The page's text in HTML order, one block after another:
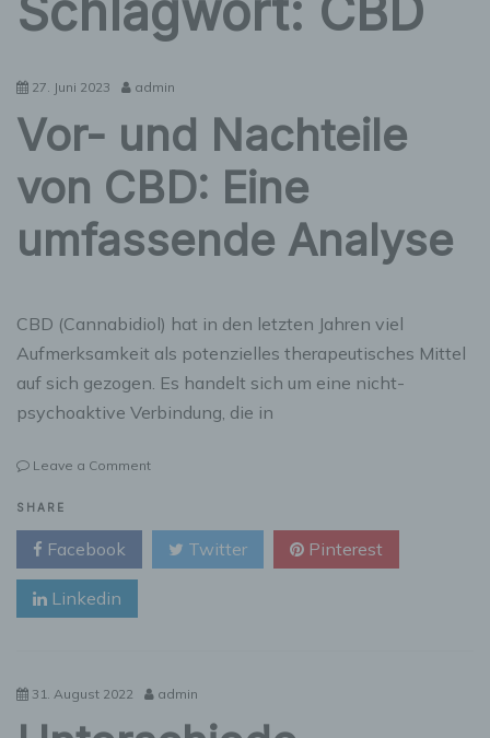
27. Juni 2023 admin
Vor- und Nachteile
von CBD: Eine
umfassende Analyse
CBD (Cannabidiol) hat in den letzten Jahren viel
Aufmerksamkeit als potenzielles therapeutisches Mittel
auf sich gezogen. Es handelt sich um eine nicht-
psychoaktive Verbindung, die in
Leave a Commenton
Nachteile
von
CBD:
SHARE
Facebook Twitter Pinterest
Linkedin
31. August 2022 admin